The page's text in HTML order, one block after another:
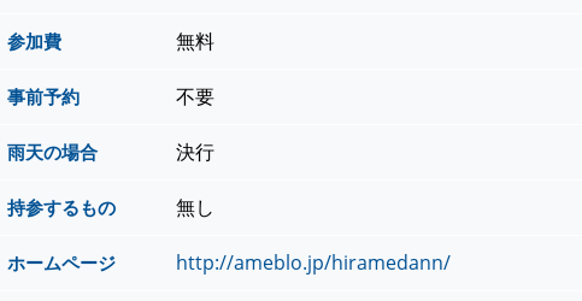
参加費 無料
事前予約 不要
雨天の場合 決行
持参するもの 無し
ホームページ http://ameblo.jp/hiramedann/